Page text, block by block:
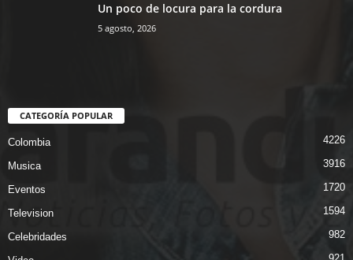
Un poco de locura para la cordura
5 agosto, 2026
CATEGORÍA POPULAR
Colombia 4226
Musica 3916
Eventos 1720
Television 1594
Celebridades 982